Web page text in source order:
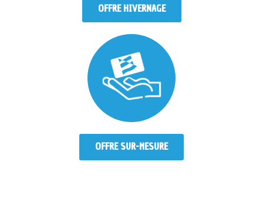
OFFRE HIVERNAGE
OFFRE SUR-MESURE